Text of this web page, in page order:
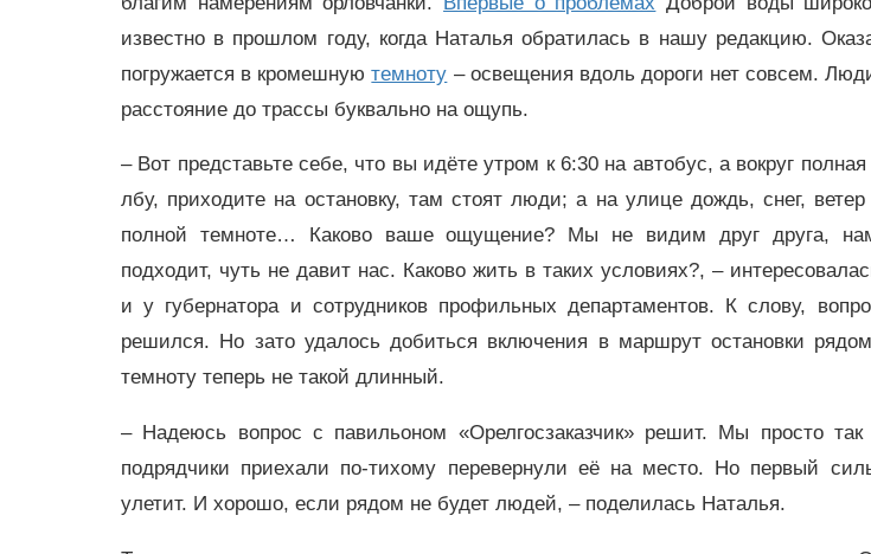
известно в прошлом году, когда Наталья обратилась в нашу редакцию.
погружается в кромешнуютемноту – освещения вдоль дороги нет совсем.
расстояние до трассы буквально на ощупь.
– Вот представьте себе, что вы идёте утром к 6:30 на автобус, а вокруг
лбу, приходите на остановку, там стоят люди; а на улице дождь, снег,
полной темноте… Каково ваше ощущение? Мы не видим друг друга,
подходит, чуть не давит нас. Каково жить в таких условиях?, –
и у губернатора и сотрудников профильных департаментов. К слову,
решился. Но зато удалось добиться включения в маршрут остановки
темноту теперь не такой длинный.
– Надеюсь вопрос с павильоном «Орелгосзаказчик» решит. Мы просто
подрядчики приехали по-тихому перевернули её на место. Но первый
улетит. И хорошо, если рядом не будет людей, – поделилась Наталья.